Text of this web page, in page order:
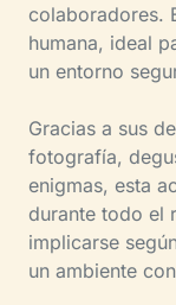
colaboradores.
humana, ideal
un entorno
Gracias a sus
fotografía,
enigmas, esta
durante todo el
implicarse
un ambiente